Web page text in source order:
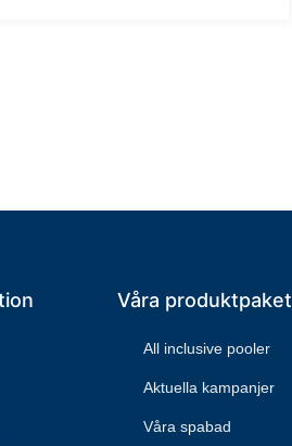
Våra produktpaket
All inclusive pooler
Aktuella kampanjer
Våra spabad